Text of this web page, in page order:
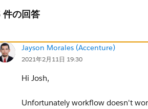
件の回答
Jayson Morales (Accenture)
2021年2月11日 19:30
Hi Josh,
Unfortunately workflow doesn't